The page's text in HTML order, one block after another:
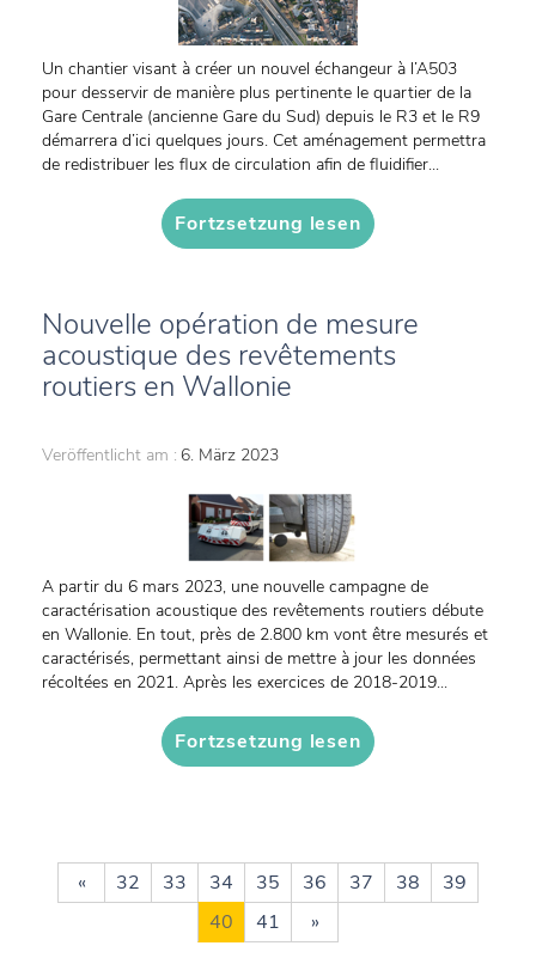
Un chantier visant à créer un nouvel échangeur à l’A503
pour desservir de manière plus pertinente le quartier de la
Gare Centrale (ancienne Gare du Sud) depuis le R3 et le R9
démarrera d’ici quelques jours. Cet aménagement permettra
de redistribuer les flux de circulation afin de fluidifier...
Fortzsetzung lesen
Nouvelle opération de mesure
acoustique des revêtements
routiers en Wallonie
Veröffentlicht am : 6. März 2023
A partir du 6 mars 2023, une nouvelle campagne de
caractérisation acoustique des revêtements routiers débute
en Wallonie. En tout, près de 2.800 km vont être mesurés et
caractérisés, permettant ainsi de mettre à jour les données
récoltées en 2021. Après les exercices de 2018-2019...
Fortzsetzung lesen
« 32 33 34 35 36 37 38
39
40
41 »